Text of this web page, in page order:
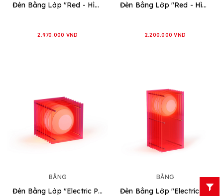
Đèn Bằng Lớp "Red - Hình Hình Chữ Nhật" [2 loại]
2.970.000 VND
Đèn Bằng Lớp "Red - Hình Vuông" [2 loại]
2.200.000 VND
BẰNG
Đèn Bằng Lớp "Electric Pink - Hình Vuông" [2 loại]
BẰNG
Đèn Bằng Lớp "Electric Pink - Hình Chữ Nhật" [2 loại]